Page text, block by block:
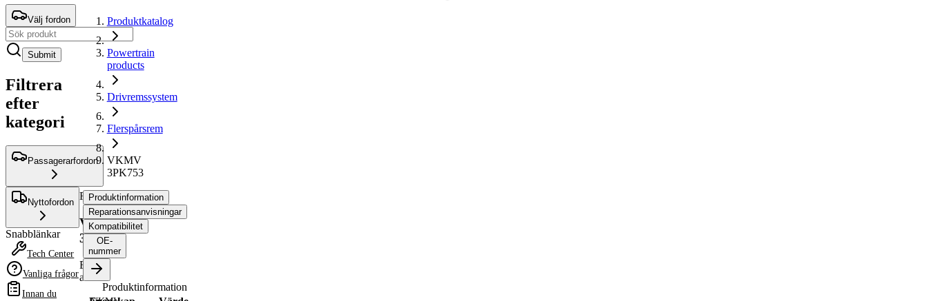
Välj fordon
Submit
Filtrera
efter
kategori
Passagerarfordon
Nyttofordon
Snabblänkar
Tech Center
Vanliga frågor
Innan du
Produktkatalog
Powertrain
products
Drivremssystem
Flerspårsrem
VKMV
3PK753
Flerspårsrem
VKMV
3PK753
Ersätts
av
Produktinformation
Reparationsanvisningar
Kompatibilitet
OE-
nummer
Produktinformation